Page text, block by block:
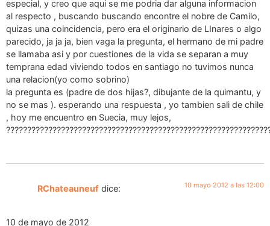
especial, y creo que aqui se me podria dar alguna informacion
al respecto , buscando buscando encontre el nobre de Camilo,
quizas una coincidencia, pero era el originario de LInares o algo
parecido, ja ja ja, bien vaga la pregunta, el hermano de mi padre
se llamaba asi y por cuestiones de la vida se separan a muy
temprana edad viviendo todos en santiago no tuvimos nunca
una relacion(yo como sobrino)
la pregunta es (padre de dos hijas?, dibujante de la quimantu, y
no se mas ). esperando una respuesta , yo tambien sali de chile
, hoy me encuentro en Suecia, muy lejos,
RChateauneuf dice: 10 mayo 2012 a las 12:00
10 de mayo de 2012